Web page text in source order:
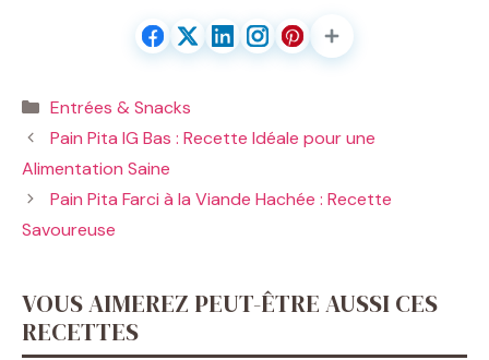
Catégories
Entrées & Snacks
Pain Pita IG Bas : Recette Idéale pour une
Alimentation Saine
Pain Pita Farci à la Viande Hachée : Recette
Savoureuse
VOUS AIMEREZ PEUT-ÊTRE AUSSI CES
RECETTES